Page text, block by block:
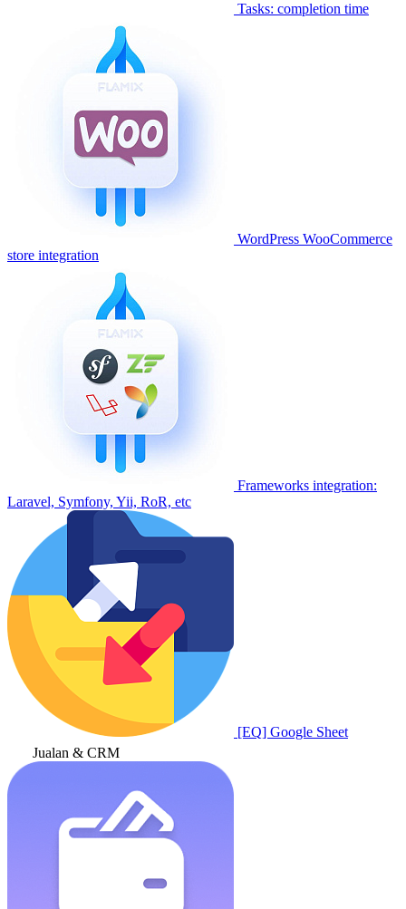
Tasks: completion time
WordPress WooCommerce
store integration
Frameworks integration:
Laravel, Symfony, Yii, RoR, etc
[EQ] Google Sheet
Jualan & CRM